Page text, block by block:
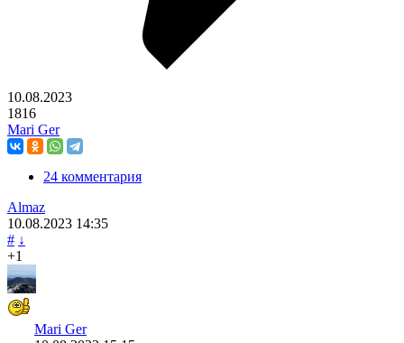
10.08.2023
1816
Mari Ger
24 комментария
Almaz
10.08.2023 14:35
# ↓
+1
Mari Ger